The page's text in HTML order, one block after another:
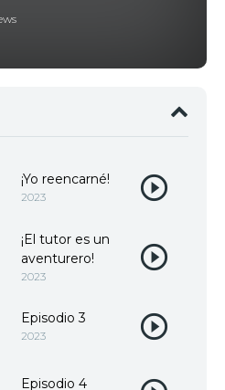
¡Yo reencarné!
2023
¡El tutor es un
aventurero!
2023
Episodio 3
2023
Episodio 4